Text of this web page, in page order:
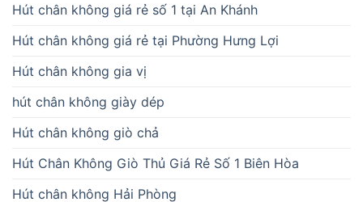
Hút chân không giá rẻ số 1 tại An Khánh
Hút chân không giá rẻ tại Phường Hưng Lợi
Hút chân không gia vị
hút chân không giày dép
Hút chân không giò chả
Hút Chân Không Giò Thủ Giá Rẻ Số 1 Biên Hòa
Hút chân không Hải Phòng